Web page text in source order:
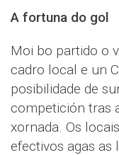
A fortuna do gol
Moi bo partido o
cadro local e un
posibilidade de
competición tras
xornada. Os
efectivos agas as